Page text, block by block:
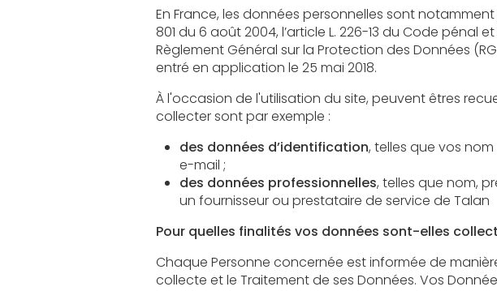
En France, les données personnelles sont notamment protégées
801 du 6 août 2004, l’article L. 226-13 du Code pénal et la Directive
Règlement Général sur la Protection des Données (RGPD) de l’Union
entré en application le 25 mai 2018.
À l'occasion de l'utilisation du site, peuvent êtres recueillies. Les
collecter sont par exemple :
des données d’identification, telles que vos nom et prénom, votre
e-mail ;
des données professionnelles, telles que nom, prénom, vos
un fournisseur ou prestataire de service de Talan
Pour quelles finalités vos données sont-elles
Chaque Personne concernée est informée de manière claire et
collecte et le Traitement de ses Données. Vos Données Personnelles